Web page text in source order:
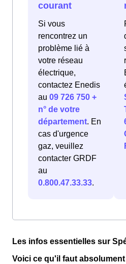
courant
Si vous
rencontrez un
problème lié à
votre réseau
électrique,
contactez Enedis
au 09 726 750 +
n° de votre
département. En
cas d'urgence
gaz, veuillez
contacter GRDF
au
0.800.47.33.33.
Les infos essentielles sur
Voici ce qu'il faut